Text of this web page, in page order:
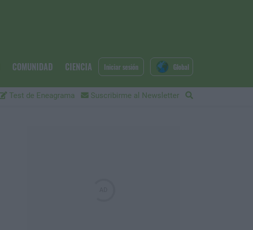
COMUNIDAD CIENCIA
Test de Eneagrama Suscribirme al Newsletter
Iniciar sesión Global